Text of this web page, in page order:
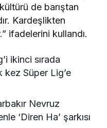
de barıştan
Kardeşlikten
ifadelerini kullandı.
ikinci sırada
Süper Lig’e
Nevruz
‘Diren Ha’ şarkısı